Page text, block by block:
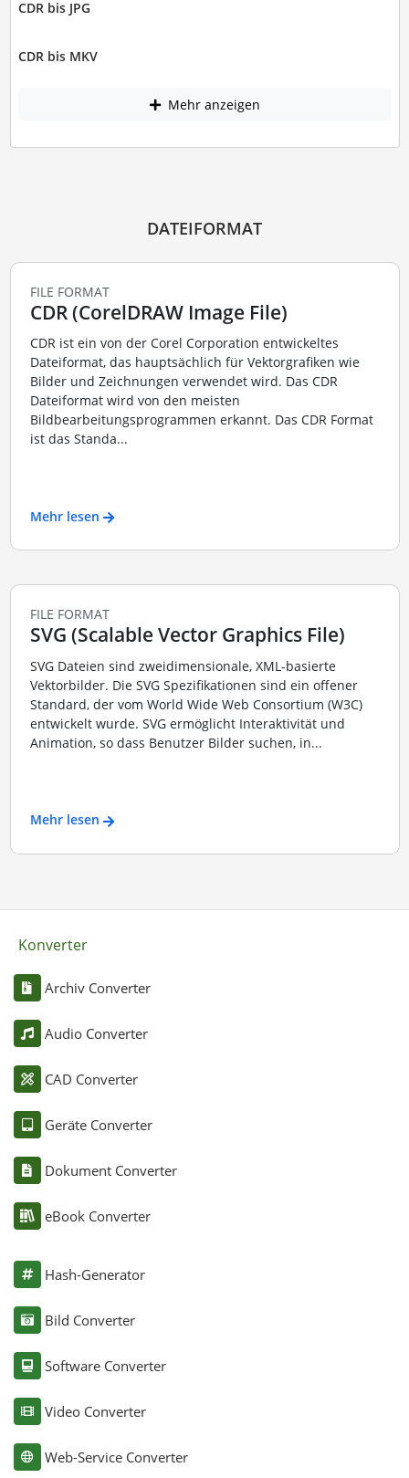
CDR bis JPG
CDR bis MKV
Mehr anzeigen
DATEIFORMAT
FILE FORMAT
CDR (CorelDRAW Image File)
CDR ist ein von der Corel Corporation entwickeltes
Dateiformat, das hauptsächlich für Vektorgrafiken wie
Bilder und Zeichnungen verwendet wird. Das CDR
Dateiformat wird von den meisten
Bildbearbeitungsprogrammen erkannt. Das CDR Format
ist das Standa...
Mehr lesen
FILE FORMAT
SVG (Scalable Vector Graphics File)
SVG Dateien sind zweidimensionale, XML-basierte
Vektorbilder. Die SVG Spezifikationen sind ein offener
Standard, der vom World Wide Web Consortium (W3C)
entwickelt wurde. SVG ermöglicht Interaktivität und
Animation, so dass Benutzer Bilder suchen, in...
Mehr lesen
Konverter
Archiv Converter
Audio Converter
CAD Converter
Geräte Converter
Dokument Converter
eBook Converter
Hash-Generator
Bild Converter
Software Converter
Video Converter
Web-Service Converter